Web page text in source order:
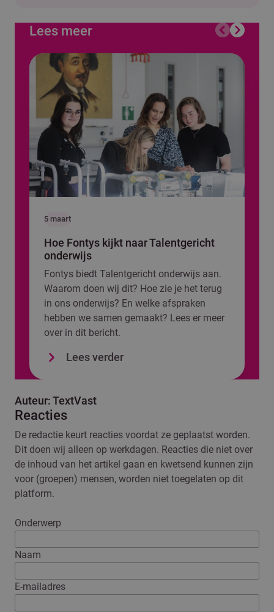
Lees meer Vorige
5 maart
Hoe Fontys kijkt naar Talentgericht
onderwijs
Fontys biedt Talentgericht onderwijs aan.
Waarom doen wij dit? Hoe zie je het terug
in ons onderwijs? En welke afspraken
hebben we samen gemaakt? Lees er meer
over in dit bericht.
Lees verder
Auteur: TextVast
Reacties
De redactie keurt reacties voordat ze geplaatst worden.
Dit doen wij alleen op werkdagen. Reacties die niet over
de inhoud van het artikel gaan en kwetsend kunnen zijn
voor (groepen) mensen, worden niet toegelaten op dit
platform.
Onderwerp
Naam
E-mailadres